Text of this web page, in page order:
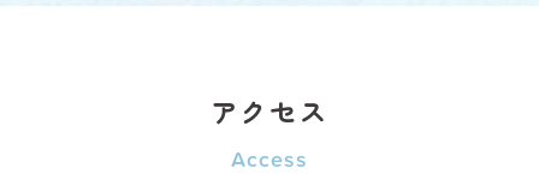
アクセス
Access